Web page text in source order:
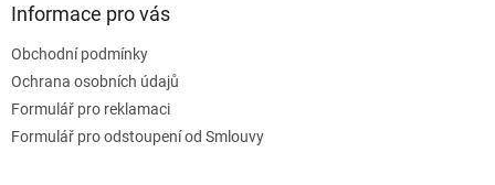
Informace pro vás
Obchodní podmínky
Ochrana osobních údajů
Formulář pro reklamaci
Formulář pro odstoupení od Smlouvy